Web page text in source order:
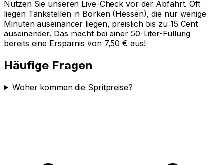
Nutzen Sie unseren Live-Check vor der Abfahrt. Oft
liegen Tankstellen in Borken (Hessen), die nur wenige
Minuten auseinander liegen, preislich bis zu 15 Cent
auseinander. Das macht bei einer 50-Liter-Füllung
bereits eine Ersparnis von 7,50 € aus!
Häufige Fragen
Woher kommen die Spritpreise?